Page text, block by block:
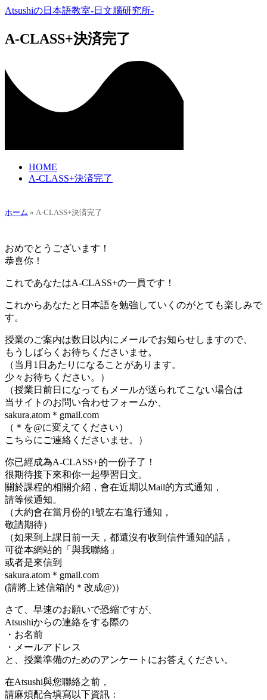
Atsushiの日本語教室-日文腦研究所-
A-CLASS+決済完了
HOME
A-CLASS+決済完了
ホーム » A-CLASS+決済完了
おめでとうございます！
恭喜你！
これであなたはA-CLASS+の一員です！
これからあなたと日本語を勉強していくのがとても楽しみで
す。
授業のご案内は数日以内にメールでお知らせしますので、
もうしばらくお待ちくださいませ。
（当月1日あたりになることがあります。
少々お待ちください。）
（授業日前日になってもメールが送られてこない場合は
当サイトのお問い合わせフォームか、
sakura.atom＊gmail.com
（＊を@に変えてください）
こちらにご連絡くださいませ。）
你已經成為A-CLASS+的一份子了！
很期待接下來和你一起學習日文。
關於課程的相關介紹，會在近期以Mail的方式通知，
請等候通知。
（大約會在當月份的1號左右進行通知，
敬請期待）
（如果到上課日前一天，都還沒有收到信件通知的話，
可從本網站的「與我聯絡」
或者是來信到
sakura.atom＊gmail.com
(請將上述信箱的＊改成@)）
さて、早速のお願いで恐縮ですが、
Atsushiからの連絡をする際の
・お名前
・メールアドレス
と、授業準備のためのアンケートにお答えください。
在Atsushi與您聯絡之前，
請麻煩配合填寫以下資訊：